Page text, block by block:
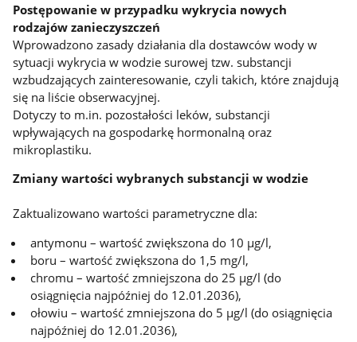
Postępowanie w przypadku wykrycia nowych
rodzajów zanieczyszczeń
Wprowadzono zasady działania dla dostawców wody w
sytuacji wykrycia w wodzie surowej tzw. substancji
wzbudzających zainteresowanie, czyli takich, które znajdują
się na liście obserwacyjnej.
Dotyczy to m.in. pozostałości leków, substancji
wpływających na gospodarkę hormonalną oraz
mikroplastiku.
Zmiany wartości wybranych substancji w wodzie
Zaktualizowano wartości parametryczne dla:
antymonu – wartość zwiększona do 10 µg/l,
boru – wartość zwiększona do 1,5 mg/l,
chromu – wartość zmniejszona do 25 µg/l (do
osiągnięcia najpóźniej do 12.01.2036),
ołowiu – wartość zmniejszona do 5 μg/l (do osiągnięcia
najpóźniej do 12.01.2036),